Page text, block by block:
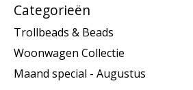
Categorieën
Trollbeads & Beads
Woonwagen Collectie
Maand special - Augustus